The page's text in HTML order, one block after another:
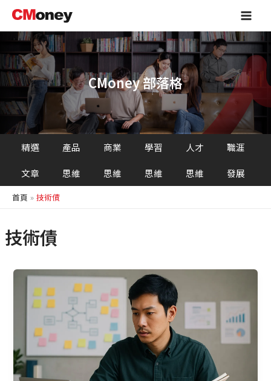
主
容
Main
CMoney 部落格
精選
文章
產品
思維
商業
思維
學習
思維
人才
思維
職涯
發展
首頁 技術債
技術債
別
怕
技
債：
CMoney
如
何